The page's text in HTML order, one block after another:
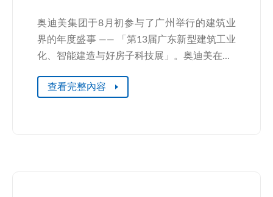
奥迪美集团于8月初参与了广州举行的建筑业
界的年度盛事 —— 「第13届广东新型建筑工业
化、智能建造与好房子科技展」。奥迪美在...
查看完整內容